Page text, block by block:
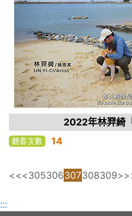
2022年林羿綺
觀看次數 14
<<<305306307308309>
:::